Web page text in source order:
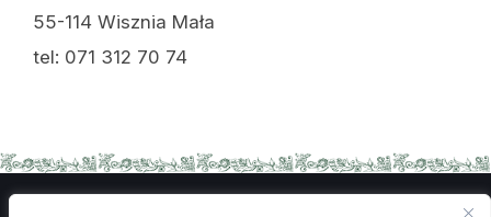
55-114 Wisznia Mała
tel: 071 312 70 74